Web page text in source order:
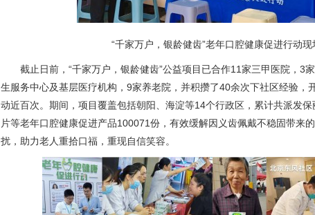
“千家万户，银龄健齿”老年口腔健康促进行动现
截止日前，“千家万户，银龄健齿”公益项目已合作11家三甲医院，3
生服务中心及基层医疗机构，9家养老院，并积攒了40余次下社区经验，
动近百次。期间，项目覆盖包括朝阳、海淀等14个行政区，累计共派发
片等老年口腔健康促进产品100071份，有效缓解因义齿佩戴不稳固带来
扰，助力老人重拾口福，重现自信笑容。